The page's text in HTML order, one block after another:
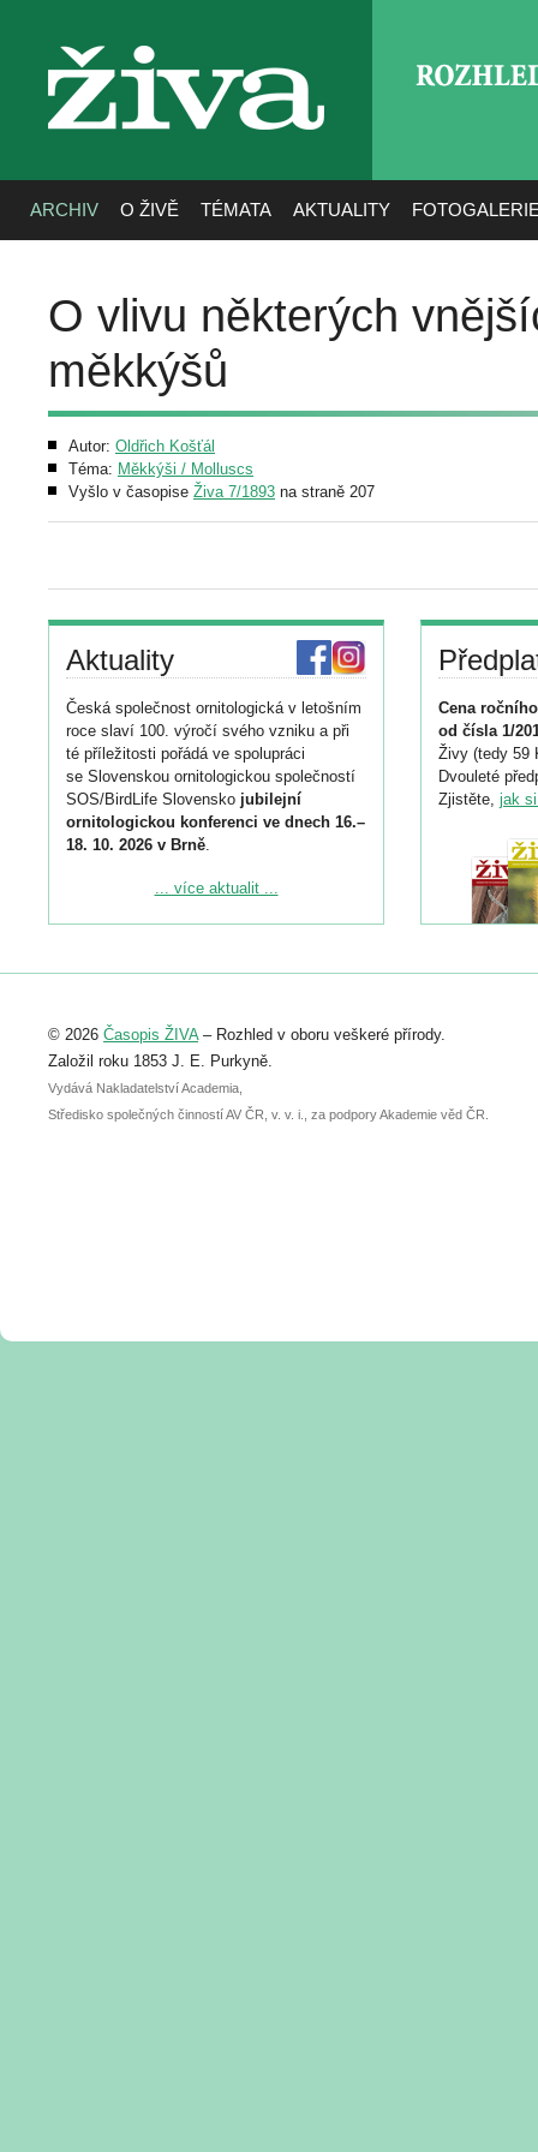
živa
ARCHIV O ŽIVĚ TÉMATA AKTUALITY
O vlivu některých
měkkýšů
Autor: Oldřich Košťál
Téma: Měkkýši / Molluscs
Vyšlo v časopise Živa 7/1893 na straně 207
Aktuality
Česká společnost ornitologická v letošním
roce slaví 100. výročí svého vzniku a při
té příležitosti pořádá ve spolupráci
se Slovenskou ornitologickou společností
SOS/BirdLife Slovensko jubilejní
ornitologickou konferenci ve dnech 16.–
18. 10. 2026 v Brně.
Podrobnější informace ke konferenci
Registrovat se můžete do 6. září.
abstraktu přihlášené přednášky nebo
posteru je už 30. června.
... více aktualit ...
Cena
od čísla 1/
Živy (tedy 59
Dvouleté
Zjistěte, jak
© 2026 Časopis ŽIVA– Rozhled v oboru veškeré přírody.
Založil roku 1853 J. E. Purkyně.
Vydává Nakladatelství Academia,
Středisko společných činností AV ČR, v. v. i., za podpory Akademie věd ČR.